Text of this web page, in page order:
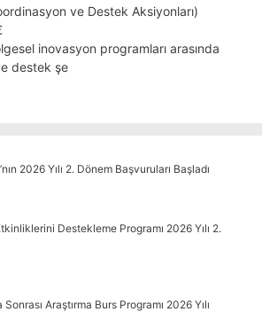
ve Destek Aksiyonları)
inovasyon programları arasında
destek şe
2026 Yılı 2. Dönem Başvuruları Başladı
Destekleme Programı 2026 Yılı 2.
Araştırma Burs Programı 2026 Yılı